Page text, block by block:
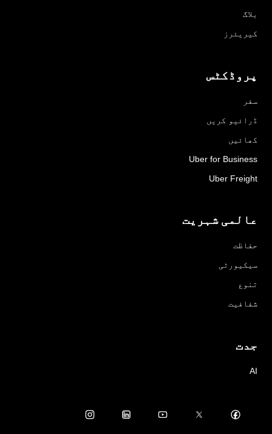
بلاگ
کیریئرز
پروڈکٹس
سفر
ڈرائیو کریں
کھائیں
Uber for Business
Uber Freight
عالمی شہریت
حفاظت
سیکیورٹی
تنوع
شفافیت
جدت
AI